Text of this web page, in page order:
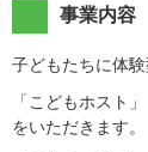
事業内容
子どもたちに体験
「こどもホスト
をいただきます。